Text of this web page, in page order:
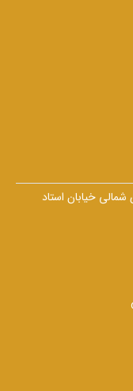
شمالی خیابان استاد